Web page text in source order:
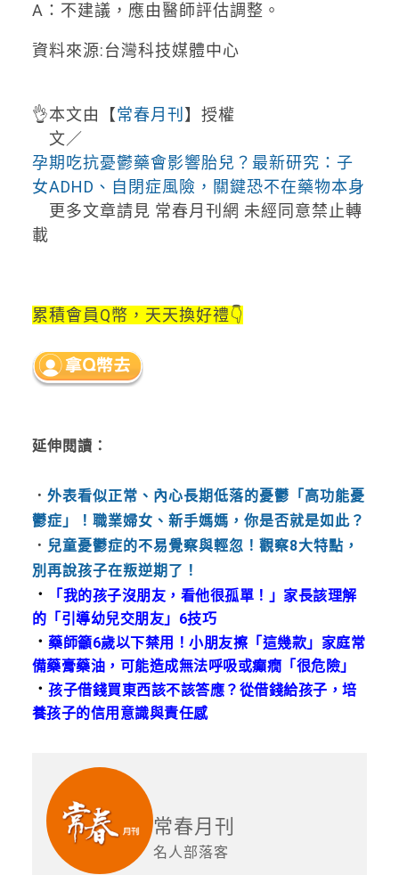
A：不建議，應由醫師評估調整。
資料來源:台灣科技媒體中心
👌本文由【常春月刊 】授權
文／
孕期吃抗憂鬱藥會影響胎兒？最新研究：子
女ADHD、自閉症風險，關鍵恐不在藥物本身
更多文章請見 常春月刊網 未經同意禁止轉
載
累積會員Q幣，天天換好禮👇
延伸閱讀：
． 外表看似正常、內心長期低落的憂鬱「高功能憂
鬱症」！職業婦女、新手媽媽，你是否就是如此？
． 兒童憂鬱症的不易覺察與輕忽！觀察8大特點，
別再說孩子在叛逆期了！
．
「我的孩子沒朋友，看他很孤單！」家長該理解
的「引導幼兒交朋友」6技巧
． 藥師籲6歲以下禁用！小朋友擦「這幾款」家庭常
備藥膏藥油，可能造成無法呼吸或癲癇「很危險」
．孩子借錢買東西該不該答應？從借錢給孩子，培
養孩子的信用意識與責任感
常春月刊
名人部落客